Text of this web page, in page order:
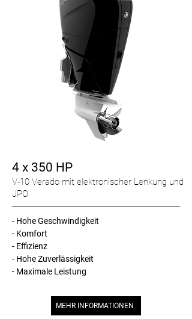
4 x 350 HP
V-10 Verado mit elektronischer Lenkung und
JPO
- Hohe Geschwindigkeit
- Komfort
- Effizienz
- Hohe Zuverlässigkeit
- Maximale Leistung
MEHR INFORMATIONEN